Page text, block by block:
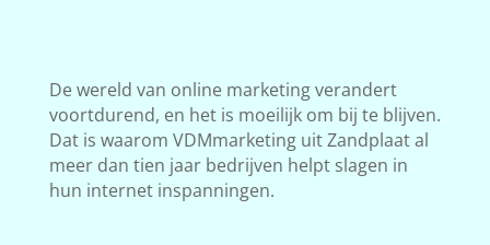
De wereld van online marketing verandert
voortdurend, en het is moeilijk om bij te blijven.
Dat is waarom VDMmarketing uit Zandplaat al
meer dan tien jaar bedrijven helpt slagen in
hun internet inspanningen.